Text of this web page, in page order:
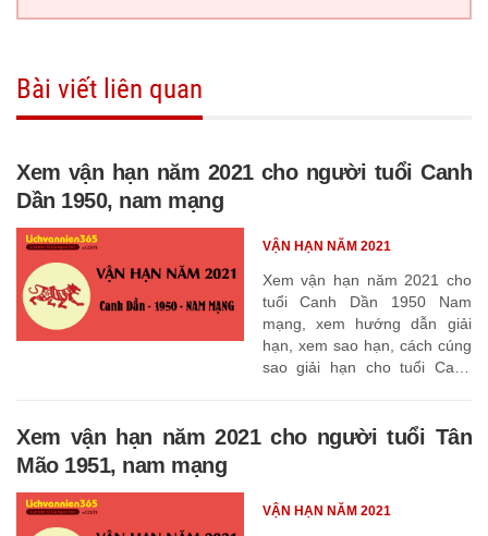
Bài viết liên quan
Xem vận hạn năm 2021 cho người tuổi Canh
Dần 1950, nam mạng
Xem vận hạn năm 2021 cho
tuổi Canh Dần 1950 Nam
mạng, xem hướng dẫn giải
hạn, xem sao hạn, cách cúng
sao giải hạn cho tuổi Canh
VẬN HẠN NĂM 2021
Xem vận hạn năm 2021 cho người tuổi Tân
Mão 1951, nam mạng
VẬN HẠN NĂM 2021